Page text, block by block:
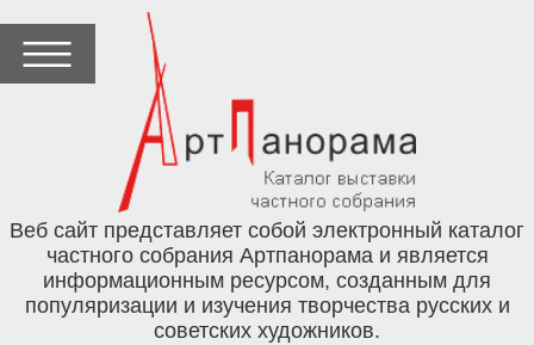
Веб сайт представляет собой электронный каталог
частного собрания Артпанорама и является
информационным ресурсом, созданным для
популяризации и изучения творчества русских и
советских художников.